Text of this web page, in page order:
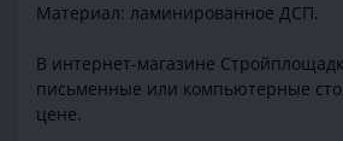
Материал: ламинированное ДСП.
В интернет-магазине
письменные или компьютерные
цене.